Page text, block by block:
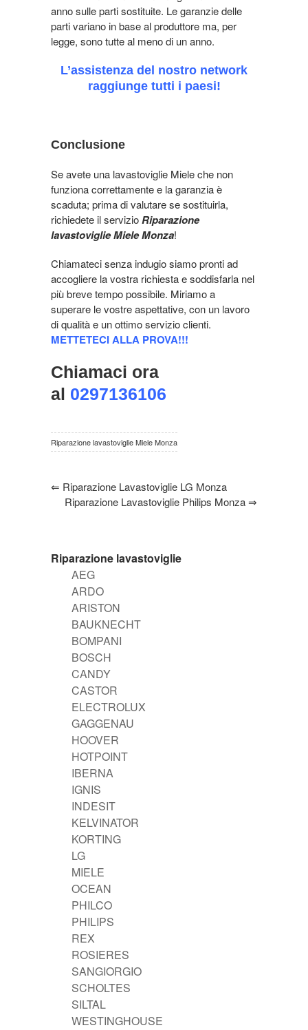
anno sulle parti sostituite. Le garanzie delle
parti variano in base al produttore ma, per
legge, sono tutte al meno di un anno.
L’assistenza del nostro network
raggiunge tutti i paesi!
Conclusione
Se avete una lavastoviglie Miele che non
funziona correttamente e la garanzia è
scaduta; prima di valutare se sostituirla,
richiedete il servizioRiparazione
lavastoviglie Miele Monza!
Chiamateci senza indugio siamo pronti ad
accogliere la vostra richiesta e soddisfarla nel
più breve tempo possibile. Miriamo a
superare le vostre aspettative, con un lavoro
di qualità e un ottimo servizio clienti.
METTETECI ALLA PROVA!!!
Chiamaci ora
al 0297136106
Riparazione lavastoviglie Miele Monza
⇐ Riparazione Lavastoviglie LG Monza
Riparazione Lavastoviglie Philips Monza⇒
Riparazione lavastoviglie
AEG
ARDO
ARISTON
BAUKNECHT
BOMPANI
BOSCH
CANDY
CASTOR
ELECTROLUX
GAGGENAU
HOOVER
HOTPOINT
IBERNA
IGNIS
INDESIT
KELVINATOR
KORTING
LG
MIELE
OCEAN
PHILCO
PHILIPS
REX
ROSIERES
SANGIORGIO
SCHOLTES
SILTAL
WESTINGHOUSE